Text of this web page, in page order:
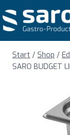
Inhalt
springen
Start / Shop /
SARO BUDGET